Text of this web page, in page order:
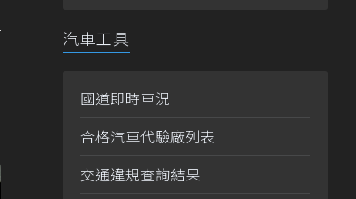
汽車工具
國道即時車況
合格汽車代驗廠列表
交通違規查詢結果